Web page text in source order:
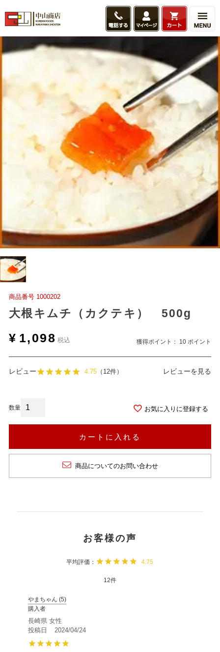
こだわりキムチ 大根キムチ（カクテキ） 大根キムチ
商品番号 1000202
大根キムチ（カクテキ） 500g
¥ 1,098 税込 獲得ポイント： 10 ポイント
レビュー 4.75（12件） レビューを見る
お気に入りに登録する
カートに入れる
商品についてのお問い合わせ
4.75
12
やまちゃん 5
購入者
長崎県 女性
投稿日
2024/04/24